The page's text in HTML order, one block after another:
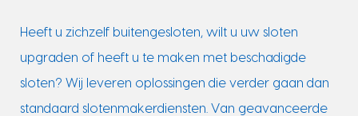
Heeft u zichzelf buitengesloten, wilt u uw sloten
upgraden of heeft u te maken met beschadigde
sloten? Wij leveren oplossingen die verder gaan dan
standaard slotenmakerdiensten. Van geavanceerde